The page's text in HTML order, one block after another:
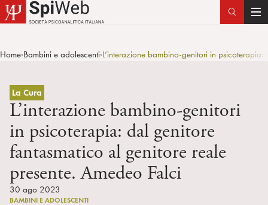
T
g
Home>Bambini e adolescenti>L’interazione bambino-genitori in
La Cura
L’interazione bambino-genitori
in psicoterapia: dal genitore
fantasmatico al genitore reale
presente. Amedeo Falci
30 ago 2023
BAMBINI E ADOLESCENTI